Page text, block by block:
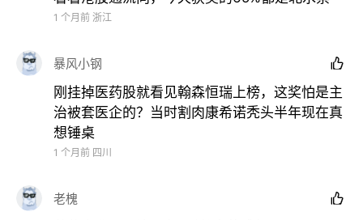
贝壳(BEKE.US/02423.HK)、比亚迪
(002594.SZ/01211.HK)、不同集团(06090.HK)、达
势股份(01405.HK)、天伦燃气(01600.HK)、中国海外
发展(00688.HK)、中国平安
(000039.SZ/02039.HK)、卓越睿新(02687.HK)、卓
1 个月前 浙江
暴风小钢 
刚挂掉医药股就看见翰森恒瑞上榜，这奖怕是主
治被套医企的？当时割肉康希诺秃头半年现在真
想锤桌
1 个月前 四川
老槐 